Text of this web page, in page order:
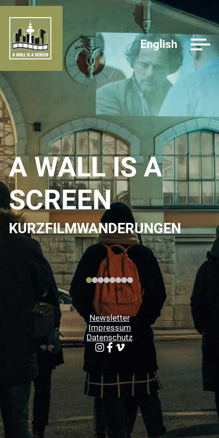
English
A WALL IS A
SCREEN
KURZFILMWANDERUNGEN
Newsletter
Impressum
Datenschutz